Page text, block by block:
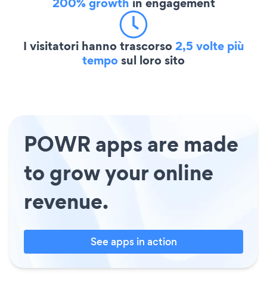
I visitatori hanno trascorso2,5 volte più
temposul loro sito
POWR apps are made
to grow your online
revenue.
See apps in action